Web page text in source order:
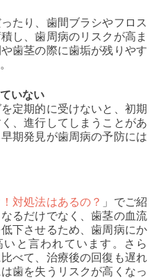
たり、歯間ブラシやフロス
し、歯周病のリスクが高ま
歯茎の際に歯垢が残りやす
いない
定期的に受けないと、初期
、進行してしまうことがあ
期発見が歯周病の予防には
対処法はあるの？ 」でご紹
るだけでなく、歯茎の血流
下させるため、歯周病にか
と言われています。さら
べて、治療後の回復も遅れ
歯を失うリスクが高くなっ